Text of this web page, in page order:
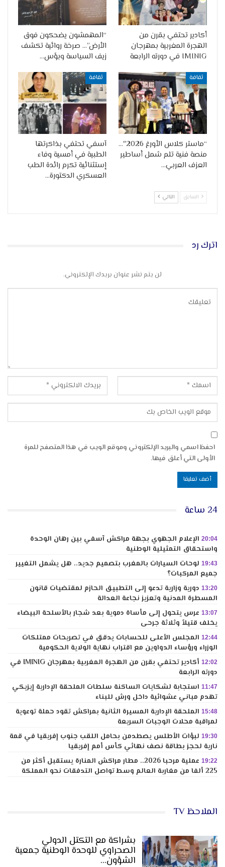
أكادير تحتفي بقرن من
الهجرة المغربية بمهرجان
IMINIG في دورته الرابعة
“المهمشون يضحكون فوق
الأرض”… صرخة روائية تكشف
زيف السياسة وبؤس…
ثقافة
“ماستر كلاس الأورغ 2026″…
منصة فنية تلم شمل أساطير
العزف العربي…
ثقافة
آسفي تحتفي بذاكرتها
الطبية في أمسية وفاء
إستثنائية تكرم رائدة الطب
العسكري الدكتورة…
السابق التالي
اترك رد
لن يتم نشر عنوان بريدك الإلكتروني.
احفظ اسمي والبريد الإلكتروني وموقع الويب في هذا المتصفح للمرة
الأولى التي أعلق فيها.
24 ساعة
20:04 الإعلام الجهوي بجهة مراكش آسفي بين رهان الوحدة
واستحقاق التمثيلية الوطنية
19:43 لوحات السيارات بالمغرب بتصميم جديد.. هل يشمل التغيير
جميع المركبات؟
13:20 دورية وزارية تدعو إلى التطبيق الحازم لمقتضيات قانون
المسطرة المدنية وتعزيز نجاعة العدالة
13:07 عرس يتحول إلى مأساة دموية بعد شجار بالأسلحة البيضاء
يخلف قتيلاً وثلاثة جرحى
12:44 المجلس الأعلى للحسابات يدقق في تصريحات ممتلكات
الوزراء ورؤساء الدواوين مع اقتراب نهاية الولاية الحكومية
12:02
أكادير تحتفي بقرن من الهجرة المغربية بمهرجان IMINIG في
دورته الرابعة
11:47 استجابة لشكايات الساكنة سلطات الملحقة الإدارية إيزيكي
تهدم مباني عشوائية داخل ورش للبناء
15:48 الملحقة الإدارية المسيرة الثانية بمراكش تقود حملة توعوية
لمراقبة محلات الوجبات السريعة
19:30 لبؤات الأطلس يصطدمن بحامل اللقب جنوب إفريقيا في قمة
نارية لحجز بطاقة نصف نهائي كأس أمم إفريقيا
19:22
عملية مرحبا 2026.. مطار مراكش المنارة يستقبل أكثر من
225 ألفا من مغاربة العالم وسط تواصل التدفقات نحو المملكة
الملاحظ TV
بشراكة مع التكتل الدولي
الصحراوي للوحدة الوطنية جمعية
الشؤون…